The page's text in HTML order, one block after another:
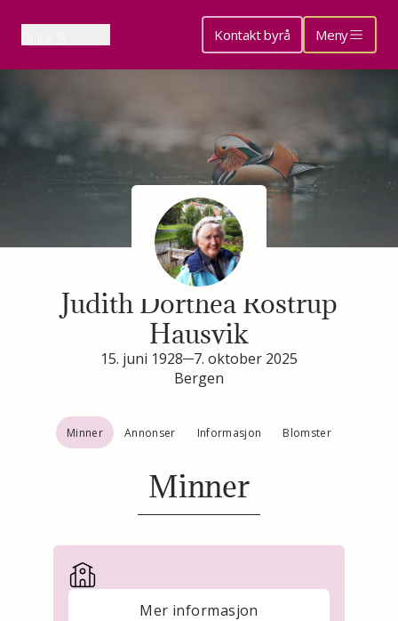
Kontakt byrå Meny
Minneside for
Judith Dorthea Rostrup
Hausvik
15. juni 1928
7. oktober 2025
Bergen
Minner Annonser Informasjon Blomster
Minner
Mer informasjon